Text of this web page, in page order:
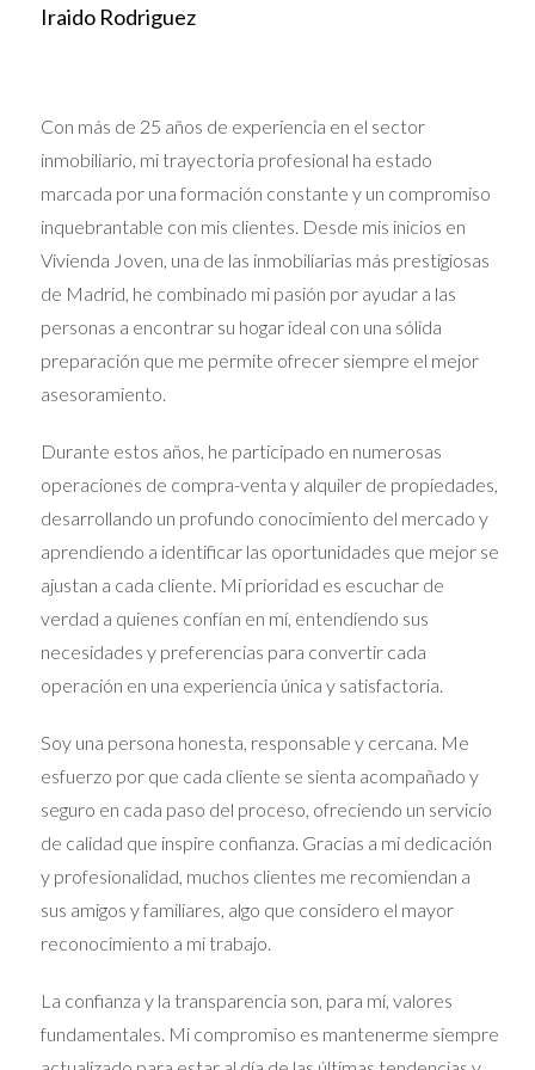
bien comunicadas y con servicios de calidad verán una
TENDENCIAS ECONÓMICAS
QUE FAVORECEN LAS
VENTAS
aumento en la confianza del consumidor y la
estabilización del empleo. A medida que la tasa de
desempleo disminuya y los salarios aumenten, los
compradores potenciales tendrán más capacidad de
compra, lo que beneficiará a quienes deseen vender su
casa. La implementación de políticas monetarias
favorables por parte del Banco Central Europeo
también afecta positivamente. Las tasas de interés se
hipotecas. Esto no solo impulsará la demanda, sino que
también permitirá que más personas consideren
hacerse con una propiedad en Madrid.
FACTORES SOCIALES Y
DEMOGRÁFICOS
Iraido Rodriguez
Con más de 25 años de experiencia en el sector
inmobiliario, mi trayectoria profesional ha estado
marcada por una formación constante y un compromiso
inquebrantable con mis clientes. Desde mis inicios en
Vivienda Joven, una de las inmobiliarias más prestigiosas
de Madrid, he combinado mi pasión por ayudar a las
personas a encontrar su hogar ideal con una sólida
preparación que me permite ofrecer siempre el mejor
asesoramiento.
Durante estos años, he participado en numerosas
operaciones de compra-venta y alquiler de propiedades,
desarrollando un profundo conocimiento del mercado y
aprendiendo a identificar las oportunidades que mejor se
ajustan a cada cliente. Mi prioridad es escuchar de
verdad a quienes confían en mí, entendiendo sus
necesidades y preferencias para convertir cada
operación en una experiencia única y satisfactoria.
Soy una persona honesta, responsable y cercana. Me
esfuerzo por que cada cliente se sienta acompañado y
seguro en cada paso del proceso, ofreciendo un servicio
de calidad que inspire confianza. Gracias a mi dedicación
y profesionalidad, muchos clientes me recomiendan a
sus amigos y familiares, algo que considero el mayor
reconocimiento a mi trabajo.
La confianza y la transparencia son, para mí, valores
fundamentales. Mi compromiso es mantenerme siempre